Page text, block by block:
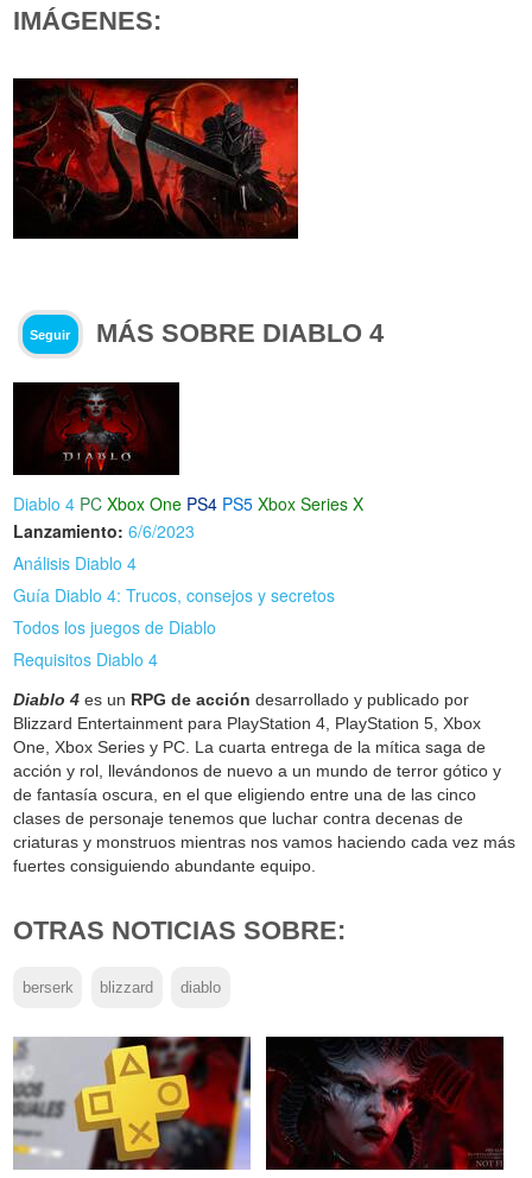
IMÁGENES:
Seguir MÁS SOBRE DIABLO 4
Diablo 4 PC Xbox One PS4 PS5 Xbox Series X
Lanzamiento: 6/6/2023
Análisis Diablo 4
Guía Diablo 4: Trucos, consejos y secretos
Todos los juegos de Diablo
Requisitos Diablo 4
Diablo 4 es un RPG de acción desarrollado y publicado por
Blizzard Entertainment para PlayStation 4, PlayStation 5, Xbox
One, Xbox Series y PC. La cuarta entrega de la mítica saga de
acción y rol, llevándonos de nuevo a un mundo de terror gótico y
de fantasía oscura, en el que eligiendo entre una de las cinco
clases de personaje tenemos que luchar contra decenas de
criaturas y monstruos mientras nos vamos haciendo cada vez más
fuertes consiguiendo abundante equipo.
OTRAS NOTICIAS SOBRE:
berserk blizzard diablo